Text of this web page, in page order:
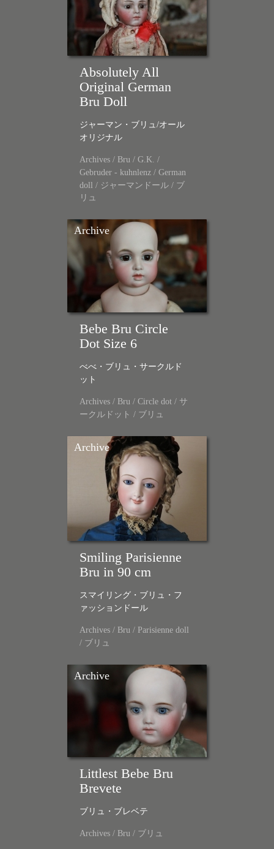
Absolutely All
Original German
Bru Doll
ジャーマン・ブリュ/オール
オリジナル
Archives / Bru / G.K. /
Gebruder - kuhnlenz / German
doll
/ ジャーマンドール / ブ
リュ
Archive
Bebe Bru Circle
Dot Size 6
べべ・ブリュ・サークルド
ット
Archives / Bru / Circle dot / サ
ークルドット / ブリュ
Archive
Smiling Parisienne
Bru in 90 cm
スマイリング・ブリュ・フ
ァッションドール
Archives / Bru / Parisienne doll
/ ブリュ
Archive
Littlest Bebe Bru
Brevete
ブリュ・ブレベテ
Archives / Bru / ブリュ